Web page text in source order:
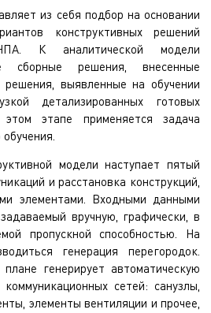
из себя подбор на основании
конструктивных решений
К аналитической модели
сборные решения, внесенные
выявленные на обучении
детализированных готовых
этапе применяется задача
модели наступает пятый
и расстановка конструкций,
элементами. Входными данными
вручную, графически, в
пропускной способностью. На
генерация перегородок.
генерирует автоматическую
сетей: санузлы,
элементы вентиляции и прочее,